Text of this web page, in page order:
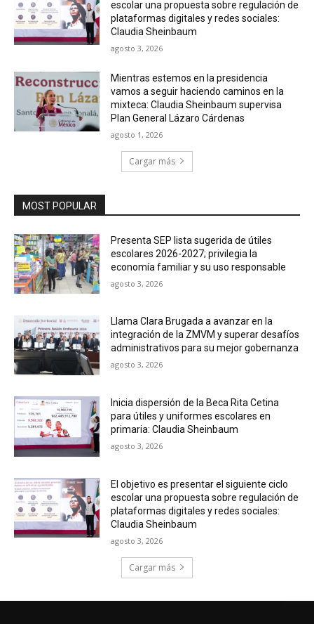
escolar una propuesta sobre regulación de
plataformas digitales y redes sociales:
Claudia Sheinbaum
agosto 3, 2026
Mientras estemos en la presidencia
vamos a seguir haciendo caminos en la
mixteca: Claudia Sheinbaum supervisa
Plan General Lázaro Cárdenas
agosto 1, 2026
Cargar más
MOST POPULAR
Presenta SEP lista sugerida de útiles
escolares 2026-2027; privilegia la
economía familiar y su uso responsable
agosto 3, 2026
Llama Clara Brugada a avanzar en la
integración de la ZMVM y superar desafíos
administrativos para su mejor gobernanza
agosto 3, 2026
Inicia dispersión de la Beca Rita Cetina
para útiles y uniformes escolares en
primaria: Claudia Sheinbaum
agosto 3, 2026
El objetivo es presentar el siguiente ciclo
escolar una propuesta sobre regulación de
plataformas digitales y redes sociales:
Claudia Sheinbaum
agosto 3, 2026
Cargar más